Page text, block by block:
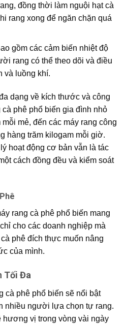
đồng thời làm nguội hạt cà
rang xong để ngăn chặn quá
gồm các cảm biến nhiệt độ
rang có thể theo dõi và điều
và luồng khí.
dạng về kích thước và công
phê phổ biến gia đình nhỏ
mẻ, đến các máy rang công
hàng trăm kilogam mỗi giờ.
hoạt động cơ bản vẫn là tác
cách đồng đều và kiểm soát
rang cà phê phổ biến mang
cho các doanh nghiệp mà
phê đích thực muốn nâng
của mình.
Tối Đa
cà phê phổ biến sẽ nổi bật
nhiều người lựa chọn tự rang.
hương vị trong vòng vài ngày